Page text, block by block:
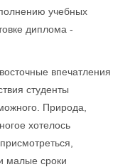
учебных
диплома -
впечатления
студенты
Природа,
хотелось
малые сроки